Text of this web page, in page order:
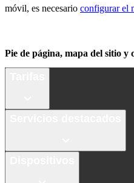
móvil, es necesario configurar el
Pie de página, mapa del sitio y